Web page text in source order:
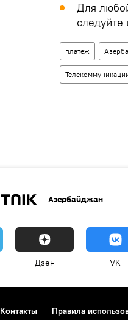
Для
следуйте
платеж
Азербайджан
Дзен VK
Контакты Правила